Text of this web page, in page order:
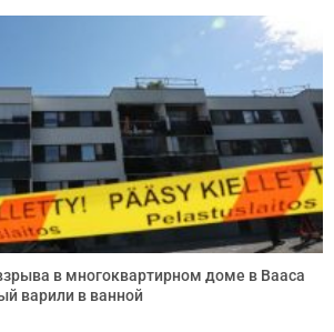
в многоквартирном доме в Вааса
варили в ванной